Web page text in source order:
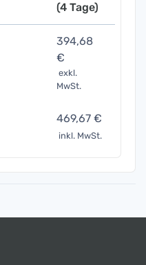
(4 Tage)
394,68
€
exkl.
MwSt.
469,67 €
inkl. MwSt.